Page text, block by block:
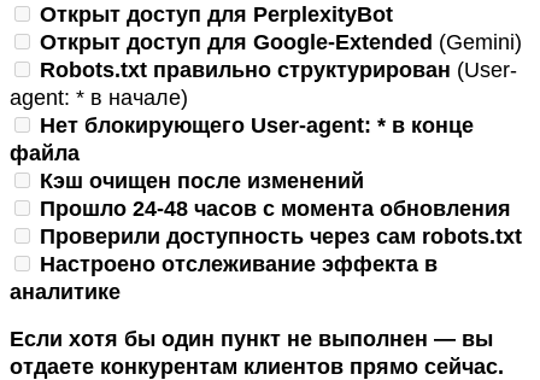
Открыт доступ для PerplexityBot
Открыт доступ для Google-Extended (Gemini)
Robots.txt правильно структурирован (User-
agent: * в начале)
Нет блокирующего User-agent: * в конце
файла
Кэш очищен после изменений
Прошло 24-48 часов с момента обновления
Проверили доступность через сам robots.txt
Настроено отслеживание эффекта в
аналитике
Если хотя бы один пункт не выполнен — вы
отдаете конкурентам клиентов прямо сейчас.